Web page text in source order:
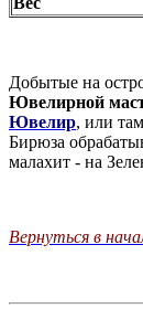
Добытые на
Ювелирной
Ювелир, или
Бирюза
малахит - на
Вернуться в